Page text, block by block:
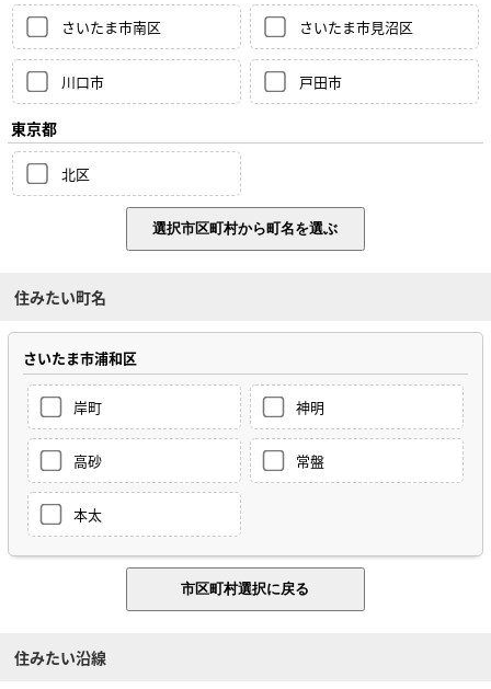
さいたま市南区 さいたま市見沼区
川口市 戸田市
東京都
北区
住みたい町名
さいたま市浦和区
岸町 神明
高砂 常盤
本太
住みたい沿線